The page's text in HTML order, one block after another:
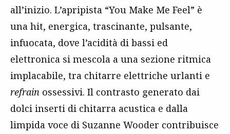
all’inizio. L’apripista “You Make Me Feel” è
una hit, energica, trascinante, pulsante,
infuocata, dove l’acidità di bassi ed
elettronica si mescola a una sezione ritmica
implacabile, tra chitarre elettriche urlanti e
refrain ossessivi. Il contrasto generato dai
dolci inserti di chitarra acustica e dalla
limpida voce di Suzanne Wooder contribuisce